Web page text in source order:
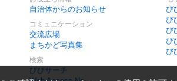
自治体からのお知らせ
コミュニケーション
交流広場
まちかど写真集
検索
びびサーチ
び
び
び
び
び